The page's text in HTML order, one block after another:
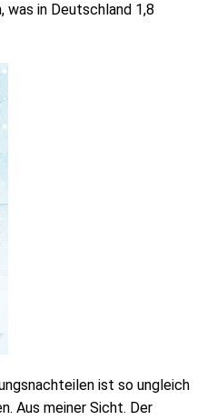
in Deutschland 1,8
ist so ungleich
Aus meiner Sicht. Der